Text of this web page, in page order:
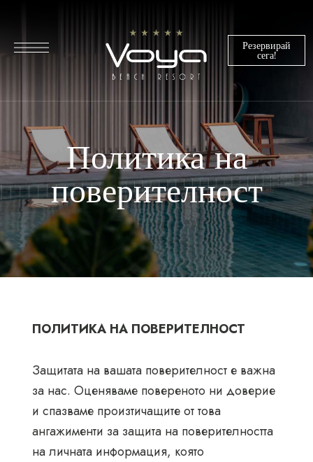
Резервирай
сега!
Политика на
поверителност
ПОЛИТИКА НА ПОВЕРИТЕЛНОСТ
Защитата на вашата поверителност е важна
за нас. Оценяваме повереното ни доверие
и спазваме произтичащите от това
ангажименти за защита на поверителността
на личната информация, която